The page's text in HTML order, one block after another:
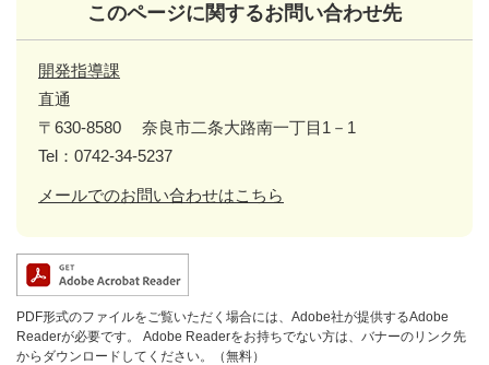
このページに関するお問い合わせ先
開発指導課
直通
〒630-8580
奈良市二条大路南一丁目1－1
Tel：0742-34-5237
メールでのお問い合わせはこちら
PDF形式のファイルをご覧いただく場合には、Adobe社が提供するAdobe
Readerが必要です。
Adobe Readerをお持ちでない方は、バナーのリンク先
からダウンロードしてください。（無料）